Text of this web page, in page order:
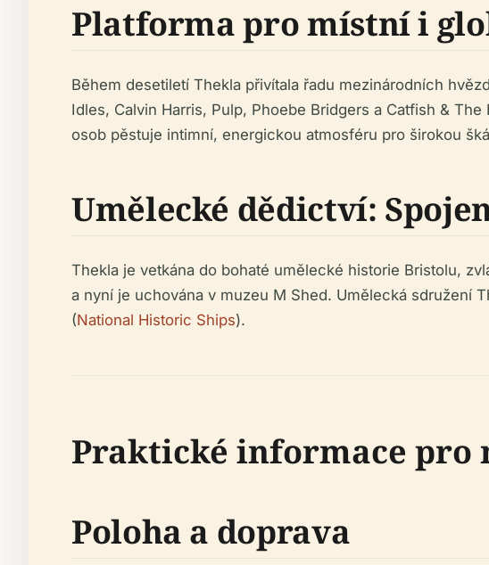
Platforma pro místní i
Během desetiletí Thekla přivítala řadu mezinárodních
Idles, Calvin Harris, Pulp, Phoebe Bridgers a Catfish & The
osob pěstuje intimní, energickou atmosféru pro širokou
Umělecké dědictví:
Thekla je vetkána do bohaté umělecké historie Bristolu,
a nyní je uchována v muzeu M Shed. Umělecká sdružení
(National Historic Ships).
Praktické informace pro
Poloha a doprava